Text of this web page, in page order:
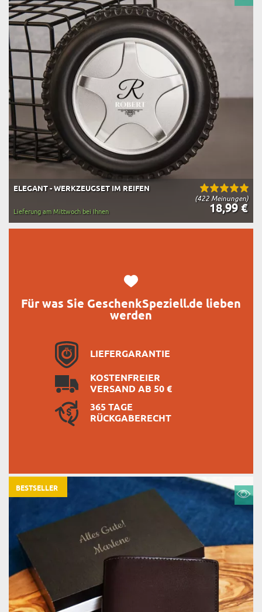
(422 Meinungen)
ELEGANT - WERKZEUGSET IM REIFEN
18,99 €
Lieferung am Mittwoch bei Ihnen
Für was Sie GeschenkSpeziell.de lieben
werden
LIEFERGARANTIE
KOSTENFREIER
VERSAND AB 50 €
365 TAGE
RÜCKGABERECHT
BESTSELLER